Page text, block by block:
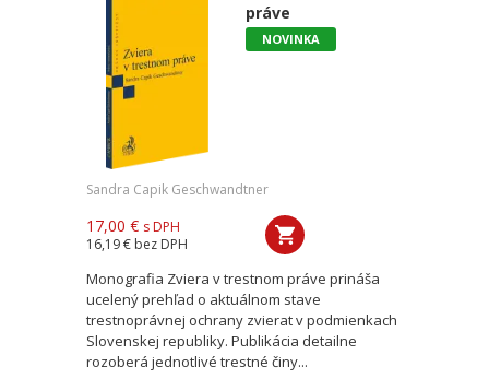
práve
NOVINKA
Sandra Capik Geschwandtner
17,00 € s DPH
16,19 € bez DPH
Monografia Zviera v trestnom práve prináša
ucelený prehľad o aktuálnom stave
trestnoprávnej ochrany zvierat v podmienkach
Slovenskej republiky. Publikácia detailne
rozoberá jednotlivé trestné činy...